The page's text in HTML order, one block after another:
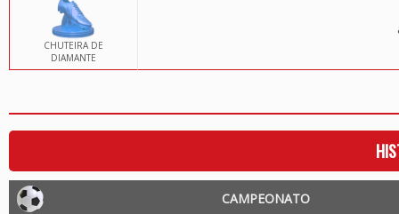
CHUTEIRA DE
DIAMANTE
CAMPEONATO